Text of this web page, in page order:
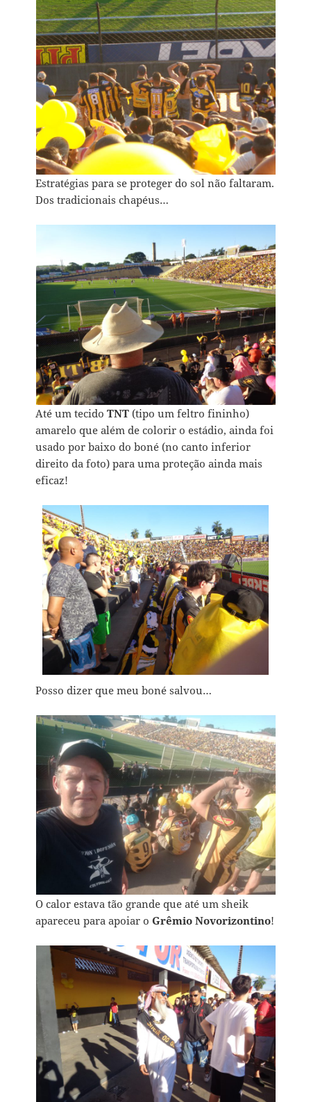
Estratégias para se proteger do sol não faltaram.
Dos tradicionais chapéus…
Até um tecidoTNT (tipo um feltro fininho)
amarelo que além de colorir o estádio, ainda foi
usado por baixo do boné (no canto inferior
direito da foto) para uma proteção ainda mais
eficaz!
Posso dizer que meu boné salvou…
O calor estava tão grande que até um sheik
apareceu para apoiar oGrêmio Novorizontino!